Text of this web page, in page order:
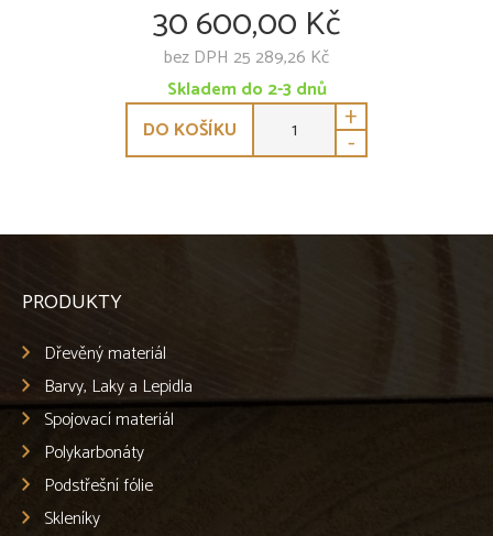
30 600,00 Kč
bez DPH 25 289,26 Kč
Skladem do 2-3 dnů
DO KOŠÍKU
+
-
PRODUKTY
Dřevěný materiál
Barvy, Laky a Lepidla
Spojovací materiál
Polykarbonáty
Podstřešní fólie
Skleníky